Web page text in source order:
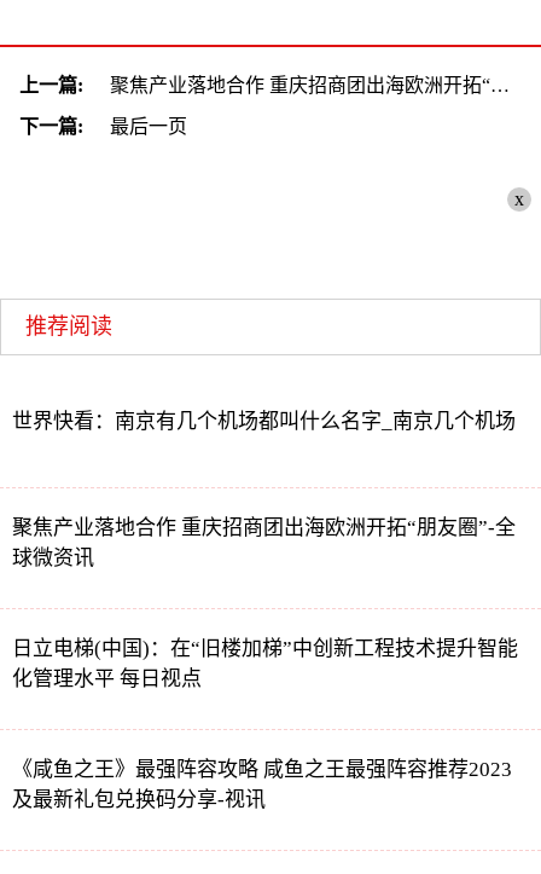
上一篇:
聚焦产业落地合作 重庆招商团出海欧洲开拓“朋友圈”-全球微资讯
下一篇:
最后一页
x
推荐阅读
世界快看：南京有几个机场都叫什么名字_南京几个机场
聚焦产业落地合作 重庆招商团出海欧洲开拓“朋友圈”-全
球微资讯
日立电梯(中国)：在“旧楼加梯”中创新工程技术提升智能
化管理水平 每日视点
《咸鱼之王》最强阵容攻略 咸鱼之王最强阵容推荐2023
及最新礼包兑换码分享-视讯